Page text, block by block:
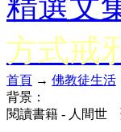
方式戒
首頁 → 佛教徒生活
背景：
閱讀書籍 - 人間世